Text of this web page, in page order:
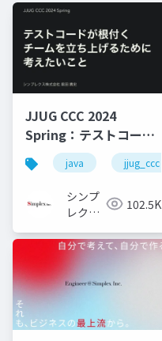
JJUG CCC 2024
Spring：テストコード
が根付くチームを立ち
上げるために考えたい
java jjug_ccc
シンプ
レクス
社
102.5K